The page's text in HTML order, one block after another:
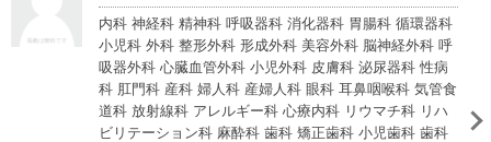
内科 神経科 精神科 呼吸器科 消化器科 胃腸科 循環器科
小児科 外科 整形外科 形成外科 美容外科 脳神経外科 呼
吸器外科 心臓血管外科 小児外科 皮膚科 泌尿器科 性病
科 肛門科 産科 婦人科 産婦人科 眼科 耳鼻咽喉科 気管食
道科 放射線科 アレルギー科 心療内科 リウマチ科 リハ
ビリテーション科 麻酔科 歯科 矯正歯科 小児歯科 歯科